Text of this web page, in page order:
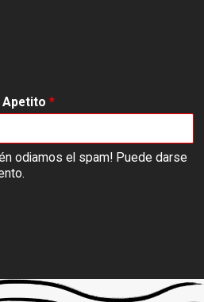
Apetito *
odiamos el spam! Puede darse